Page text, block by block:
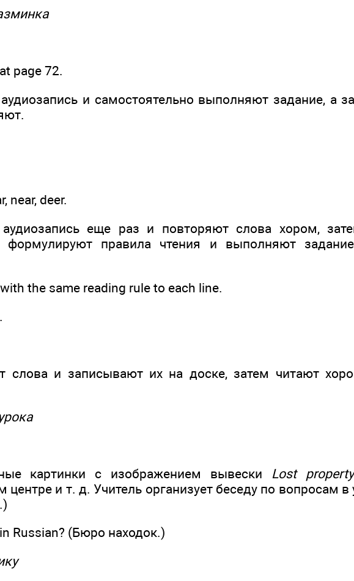
page 72.
и самостоятельно выполняют задание, а
near, deer.
еще раз и повторяют слова хором,
формулируют правила чтения и выполняют
the same reading rule to each line.
слова и записывают их на доске, затем читают
картинки с изображением вывески Lost property
центре и т. д. Учитель организует беседу по вопросам в
Russian? (Бюро находок.)